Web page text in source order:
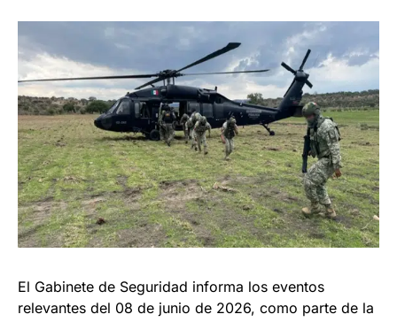
El Gabinete de Seguridad informa los eventos
relevantes del 08 de junio de 2026, como parte de la